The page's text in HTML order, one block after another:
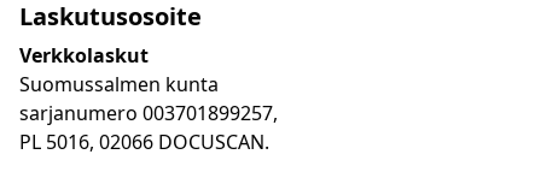
Laskutusosoite
Verkkolaskut
Suomussalmen kunta
sarjanumero 003701899257,
PL 5016, 02066 DOCUSCAN.